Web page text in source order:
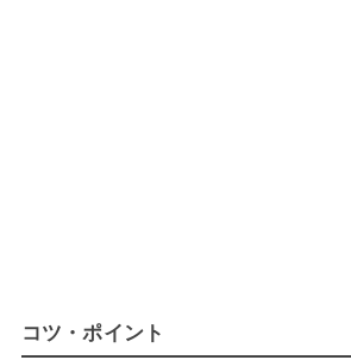
コツ・ポイント